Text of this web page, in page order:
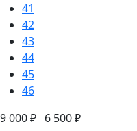
41
42
43
44
45
46
9 000 ₽ 6 500 ₽